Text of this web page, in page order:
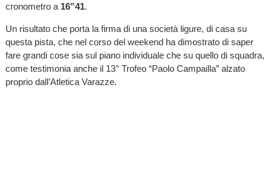
cronometro a 16”41.
Un risultato che porta la firma di una società ligure, di casa su
questa pista, che nel corso del weekend ha dimostrato di saper
fare grandi cose sia sul piano individuale che su quello di squadra,
come testimonia anche il 13° Trofeo “Paolo Campailla” alzato
proprio dall’Atletica Varazze.